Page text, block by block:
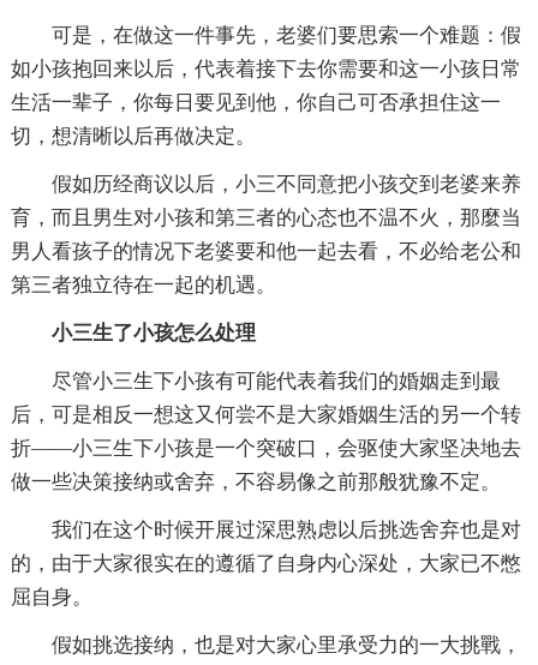
可是，在做这一件事先，老婆们要思索一个难题：假
如小孩抱回来以后，代表着接下去你需要和这一小孩日常
生活一辈子，你每日要见到他，你自己可否承担住这一
切，想清晰以后再做决定。
假如历经商议以后，小三不同意把小孩交到老婆来养
育，而且男生对小孩和第三者的心态也不温不火，那麼当
男人看孩子的情况下老婆要和他一起去看，不必给老公和
第三者独立待在一起的机遇。
小三生了小孩怎么处理
尽管小三生下小孩有可能代表着我们的婚姻走到最
后，可是相反一想这又何尝不是大家婚姻生活的另一个转
折——小三生下小孩是一个突破口，会驱使大家坚决地去
做一些决策接纳或舍弃，不容易像之前那般犹豫不定。
我们在这个时候开展过深思熟虑以后挑选舍弃也是对
的，由于大家很实在的遵循了自身内心深处，大家已不憋
屈自身。
假如挑选接纳，也是对大家心里承受力的一大挑戰，